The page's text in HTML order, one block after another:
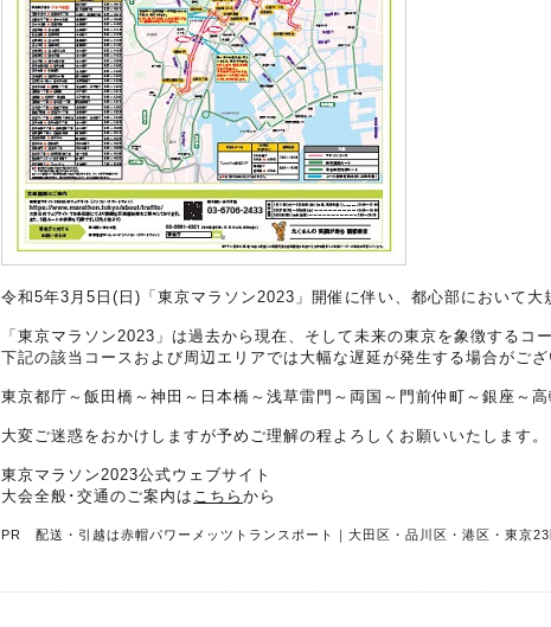
令和5年3月5日(日)「東京マラソン2023」開催に伴い、都心部において
「東京マラソン2023」は過去から現在、そして未来の東京を象徴するコ
下記の該当コースおよび周辺エリアでは大幅な遅延が発生する場合がご
東京都庁～飯田橋～神田～日本橋～浅草雷門～両国～門前仲町～銀座～
大変ご迷惑をおかけしますが予めご理解の程よろしくお願いいたします。
東京マラソン2023公式ウェブサイト
大会全般･交通のご案内は こちら から
PR 配送・引越は赤帽パワーメッツトランスポート｜大田区・品川区・港区・東京